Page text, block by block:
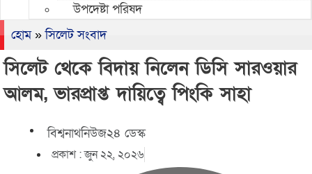
উপদেষ্টা পরিষদ
হোম»সিলেট সংবাদ
সিলেট থেকে বিদায় নিলেন ডিসি সারওয়ার
আলম, ভারপ্রাপ্ত দায়িত্বে পিংকি সাহা
বিশ্বনাথনিউজ২৪ ডেস্ক
প্রকাশ :জুন ২২, ২০২৬